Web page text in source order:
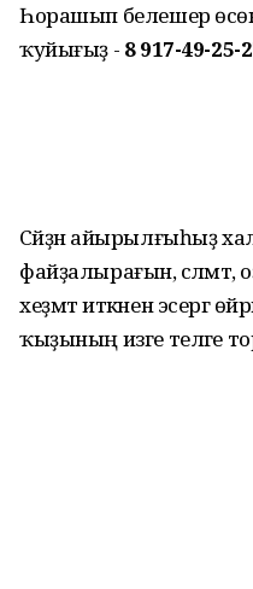
Һорашып белешер
ҡуйығыҙ - 8 917-49-25-
Сәйҙән айырылғыһыҙ
файҙалырағын,
хеҙмәт иткәнен эсергә
ҡыҙының изге теләге